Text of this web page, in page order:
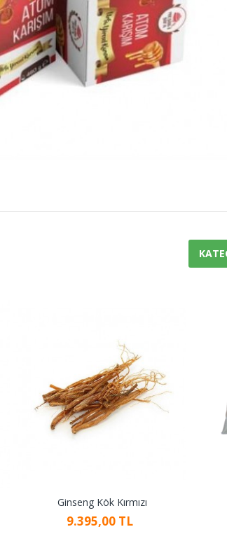
Ginseng Kök Kırmızı
9.395,00 TL